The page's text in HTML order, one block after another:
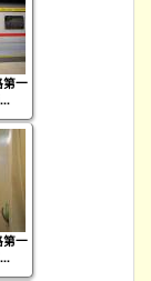
第一
第一